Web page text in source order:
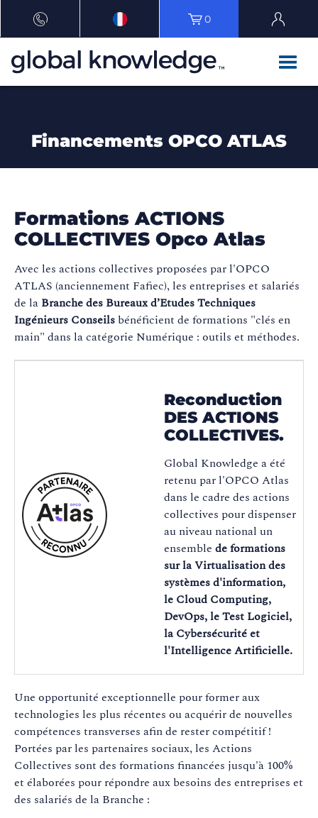
0
Financements OPCO ATLAS
Formations ACTIONS
COLLECTIVES Opco Atlas
Avec les actions collectives proposées par l'OPCO
ATLAS (anciennement Fafiec), les entreprises et salariés
de la Branche des Bureaux d’Etudes Techniques
Ingénieurs Conseils bénéficient de formations "clés en
main" dans la catégorie Numérique : outils et méthodes.
Reconduction
DES ACTIONS
COLLECTIVES.
Global Knowledge a été
retenu par l'OPCO Atlas
dans le cadre des actions
collectives pour dispenser
au niveau national un
ensemble de formations
sur la Virtualisation des
systèmes d'information,
le Cloud Computing,
DevOps, le Test Logiciel,
la Cybersécurité et
l'Intelligence Artificielle.
Une opportunité exceptionnelle pour former aux
technologies les plus récentes ou acquérir de nouvelles
compétences transverses afin de rester compétitif !
Portées par les partenaires sociaux, les Actions
Collectives sont des formations financées jusqu'à 100%
et élaborées pour répondre aux besoins des entreprises et
des salariés de la Branche :